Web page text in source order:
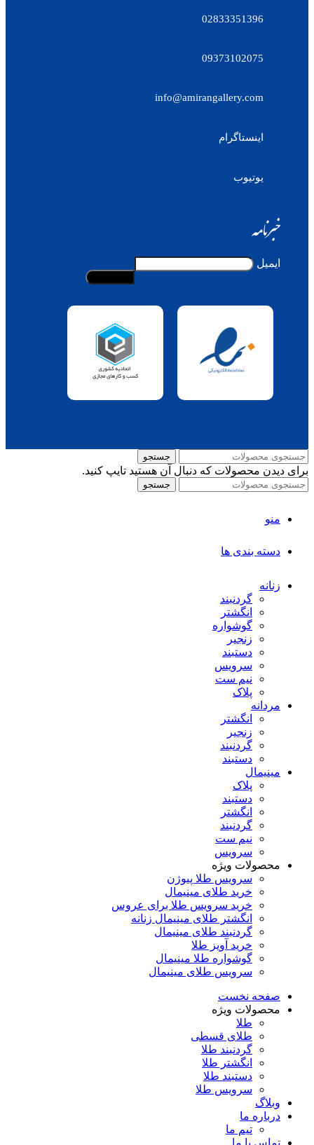
02833351396
09373102075
info@amirangallery.com
اینستاگرام
یوتیوب
خبرنامه
ایمیل
جستجو
برای دیدن محصولات که دنبال آن هستید تایپ کنید.
جستجو
منو
دسته بندی ها
زنانه
گردنبند
انگشتر
گوشواره
زنجیر
دستبند
سرویس
نیم ست
پلاک
مردانه
انگشتر
زنجیر
گردنبند
دستبند
مینیمال
پلاک
دستبند
انگشتر
گردنبند
نیم ست
سرویس
محصولات ویژه
سرویس طلا پیوژن
خرید طلای مینیمال
خرید سرویس طلا برای عروس
انگشتر طلای مینیمال زنانه
گردنبند طلای مینیمال
خرید آویز طلا
گوشواره طلا مینیمال
سرویس طلای مینیمال
صفحه نخست
محصولات ویژه
طلا
طلای قسطی
گردنبند طلا
انگشتر طلا
دستبند طلا
سرویس طلا
وبلاگ
درباره ما
تیم ما
تماس با ما